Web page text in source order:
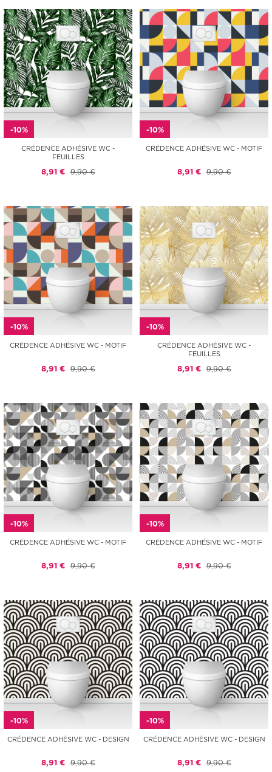
-10%
CRÉDENCE ADHÉSIVE WC -
FEUILLES
8,91 € 9,90 €
-10%
CRÉDENCE ADHÉSIVE WC - MOTIF
8,91 € 9,90 €
-10%
CRÉDENCE ADHÉSIVE WC - MOTIF
8,91 € 9,90 €
-10%
CRÉDENCE ADHÉSIVE WC -
FEUILLES
8,91 € 9,90 €
-10%
CRÉDENCE ADHÉSIVE WC - MOTIF
8,91 € 9,90 €
-10%
CRÉDENCE ADHÉSIVE WC - MOTIF
8,91 € 9,90 €
-10%
CRÉDENCE ADHÉSIVE WC - DESIGN
8,91 € 9,90 €
-10%
CRÉDENCE ADHÉSIVE WC - DESIGN
8,91 € 9,90 €